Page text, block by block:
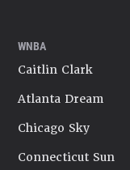
WNBA
Caitlin Clark
Atlanta Dream
Chicago Sky
Connecticut Sun